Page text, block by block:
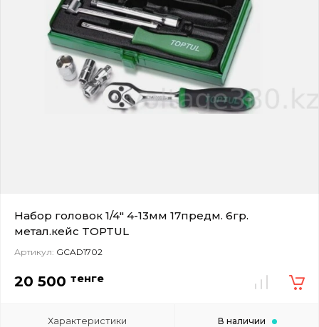
Набор головок 1/4" 4-13мм 17предм. 6гр.
метал.кейс TOPTUL
Артикул: GCAD1702
20 500 тенге
Характеристики В наличии